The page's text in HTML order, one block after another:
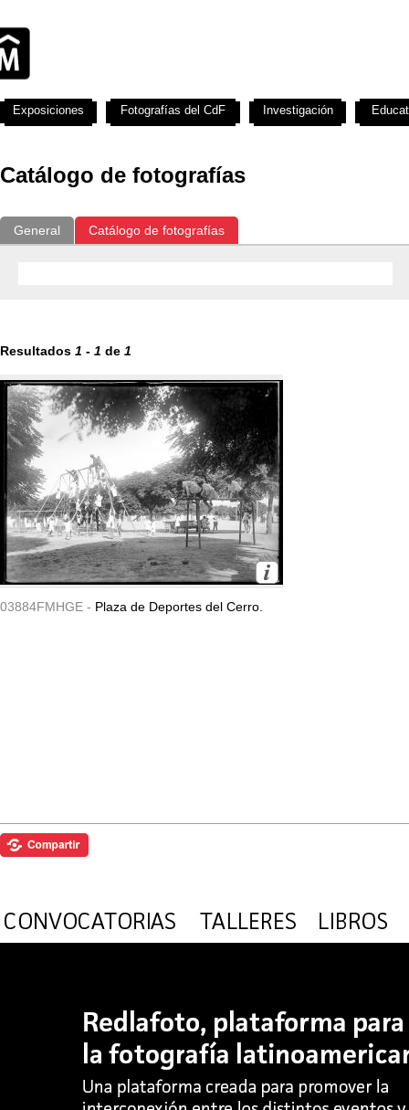
Catálogo de fotografías
General Catálogo de fotografías
Resultados 1 - 1 de 1
03884FMHGE - Plaza de Deportes del Cerro.
Exposiciones Fotografías del CdF Investigación